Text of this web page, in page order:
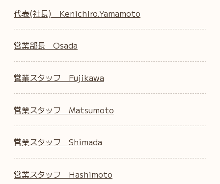
代表(社長) Kenichiro.Yamamoto
営業部長 Osada
営業スタッフ Fujikawa
営業スタッフ Matsumoto
営業スタッフ Shimada
営業スタッフ Hashimoto